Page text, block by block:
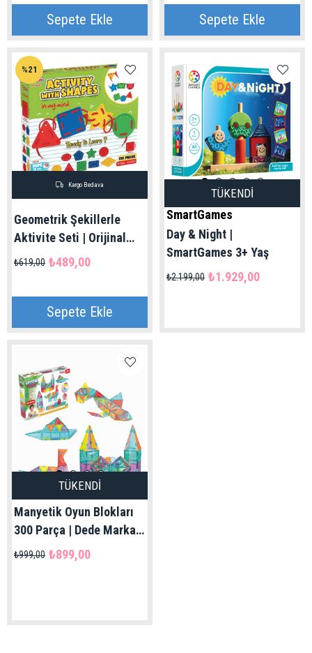
Sepete Ekle Sepete Ekle
Geometrik Şekillerle
Aktivite Seti | Orijinal
Dede Marka 3+ Yaş
₺489,00
₺619,00
Sepete Ekle
%21
Kargo Bedava
TÜKENDI
SmartGames
Day & Night |
SmartGames 3+ Yaş
₺1.929,00
₺2.199,00
TÜKENDI
Manyetik Oyun Blokları
300 Parça | Dede Marka
3+ Yaş ₺899,00
₺999,00